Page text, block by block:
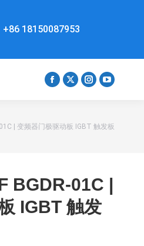
+86 18150087953
Facebook
窗
开
页
X
窗
开
页
面
Instagram
窗
开
页
面
YouTube
窗
开
页
| 变频器门极驱动板 IGBT 触发板
BGDR-01C |
IGBT 触发